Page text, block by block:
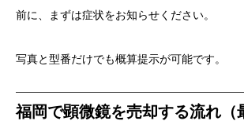
前に、まずは症状をお知らせください。
写真と型番だけでも概算提示が可能です。
福岡で顕微鏡を売却する流れ（